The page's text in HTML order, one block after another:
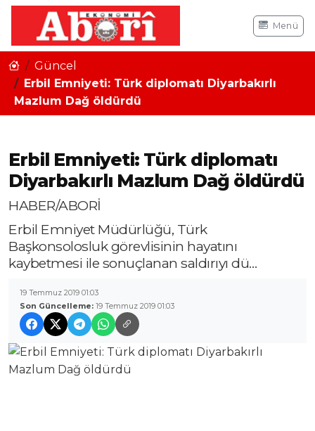
Menü
Güncel
Erbil Emniyeti: Türk diplomatı Diyarbakırlı
Mazlum Dağ öldürdü
Erbil Emniyeti: Türk diplomatı
Diyarbakırlı Mazlum Dağ öldürdü
HABER/ABORİ
Erbil Emniyet Müdürlüğü, Türk
Başkonsolosluk görevlisinin hayatını
kaybetmesi ile sonuçlanan saldırıyı dü…
19 Temmuz 2019 01:03
Son Güncelleme: 19 Temmuz 2019 01:03